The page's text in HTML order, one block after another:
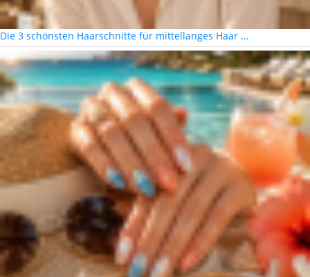
Die 3 schönsten Haarschnitte für mittellanges Haar …